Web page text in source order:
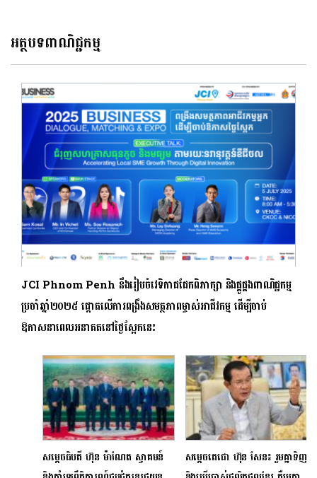
អត្ថបទពាណិជ្ជកម្ម
JCI Phnom Penh នឹងរៀបចំវេទិកាជជែកពិភាក្សា និងផ្គូផ្គងពាណិជ្ជកម្ម
ប្រចាំឆ្នាំ២០២៥ ផ្តោតលើការពង្រឹងសមត្ថភាពម្ចាស់អាជីវកម្ម ដើម្បីចាប់
ឱកាសនាពេលអនាគតនៅថ្ងៃស្អែកនេះ
សម្តេចធិបតី ហ៊ុន ម៉ាណែត ស្វាគមន៍
សម្ដេចតេជោ ហ៊ុន សែន៖ រួមគ្នាទិញ